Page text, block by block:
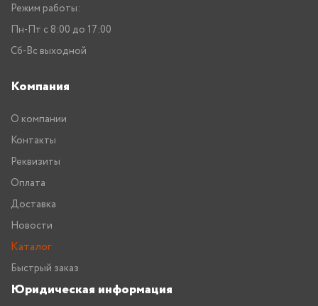
Режим работы:
Пн-Пт с 8:00 до 17:00
Сб-Вс выходной
Компания
О компании
Контакты
Реквизиты
Оплата
Доставка
Новости
Каталог
Быстрый заказ
Юридическая информация